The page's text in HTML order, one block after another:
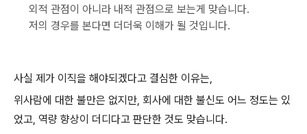
외적 관점이 아니라 내적 관점으로 보는게 맞습니다.
저의 경우를 본다면 더더욱 이해가 될 것입니다.
사실 제가 이직을 해야되겠다고 결심한 이유는,
위사람에 대한 불만은 없지만, 회사에 대한 불신도 어느 정도는 있
었고, 역량 향상이 더디다고 판단한 것도 맞습니다.